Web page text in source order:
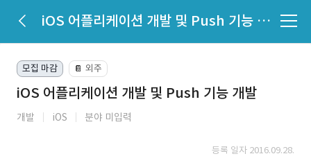
iOS 어플리케이션 개발 및 Push 기능 개발
모집 마감 📔 외주
iOS 어플리케이션 개발 및 Push 기능 개발
개발 iOS 분야 미입력
등록 일자 2016.09.28.